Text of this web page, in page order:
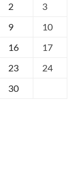
2
3
9
10
16
17
23
24
30